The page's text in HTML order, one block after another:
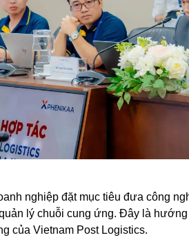
nghiệp đặt mục tiêu đưa công
lý chuỗi cung ứng. Đây là
của Vietnam Post Logistics.